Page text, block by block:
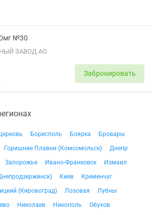
№30
ЗАВОД АО
Забронировать
Борисполь Боярка
Бровары
Горишние Плавни (Комсомольск)
Днепр
Запорожье Ивано-Франковск
Измаил
Киев
Кременчуг
(Кировоград) Лозовая
Лубны
Николаев Никополь
Обухов